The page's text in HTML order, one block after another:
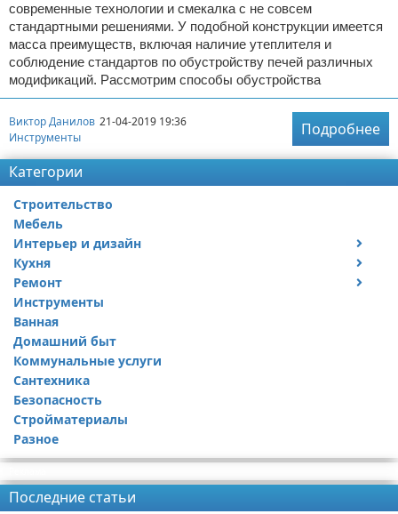
современные технологии и смекалка с не совсем
стандартными решениями. У подобной конструкции имеется
масса преимуществ, включая наличие утеплителя и
соблюдение стандартов по обустройству печей различных
модификаций. Рассмотрим способы обустройства
Виктор Данилов 21-04-2019 19:36
Инструменты
Подробнее
Категории
Строительство
Мебель
Интерьер и дизайн
Дизайн дачи
Дизайн квартиры
Кухня
Посуда
Ремонт
Ремонт дачи
Ремонт квартиры
Инструменты
Ванная
Домашний быт
Коммунальные услуги
Сантехника
Безопасность
Стройматериалы
Разное
Последние статьи